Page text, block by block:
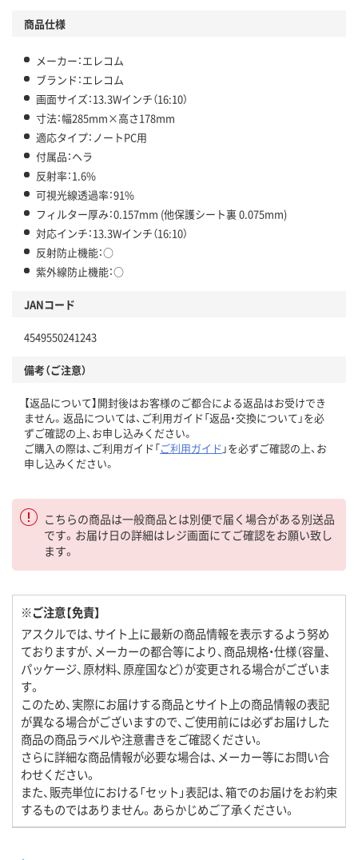
商品仕様
メーカー：エレコム
ブランド：エレコム
画面サイズ：13.3Wインチ（16:10）
寸法：幅285mm×高さ178mm
適応タイプ：ノートPC用
付属品：ヘラ
反射率：1.6%
可視光線透過率：91%
フィルター厚み：0.157mm (他保護シート裏 0.075mm)
対応インチ：13.3Wインチ（16:10）
反射防止機能：○
紫外線防止機能：○
JANコード
4549550241243
備考（ご注意）
【返品について】開封後はお客様のご都合による返品はお受けでき
ません。返品については、ご利用ガイド「返品・交換について」を必
ずご確認の上、お申し込みください。
ご購入の際は、ご利用ガイド「ご利用ガイド 」を必ずご確認の上、お
申し込みください。
こちらの商品は一般商品とは別便で届く場合がある別送品
です。お届け日の詳細はレジ画面にてご確認をお願い致し
ます。
※ご注意【免責】
アスクルでは、サイト上に最新の商品情報を表示するよう努め
ておりますが、メーカーの都合等により、商品規格・仕様（容量、
パッケージ、原材料、原産国など）が変更される場合がございま
す。
このため、実際にお届けする商品とサイト上の商品情報の表記
が異なる場合がございますので、ご使用前には必ずお届けした
商品の商品ラベルや注意書きをご確認ください。
さらに詳細な商品情報が必要な場合は、メーカー等にお問い合
わせください。
また、販売単位における「セット」表記は、箱でのお届けをお約束
するものではありません。あらかじめご了承ください。